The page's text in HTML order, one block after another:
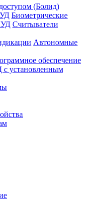
(Болид)
Биометрические
Считыватели
Автономные
обеспечение
установленным